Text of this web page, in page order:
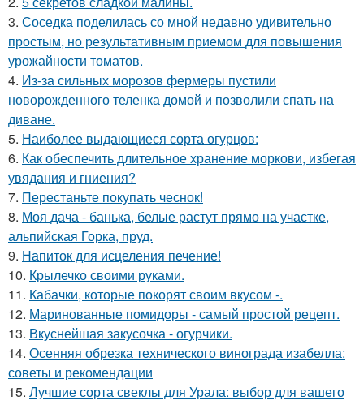
3. Соседка поделилась со мной недавно удивительно
простым, но результативным приемом для повышения
урожайности томатов.
4. Из-за сильных морозов фермеры пустили
новорожденного теленка домой и позволили спать на
диване.
5. Наиболее выдающиеся сорта огурцов:
6. Как обеспечить длительное хранение моркови, избегая
увядания и гниения?
7. Перестаньте покупать чеснок!
8. Моя дача - банька, белые растут прямо на участке,
альпийская Горка, пруд.
9. Напиток для исцеления печение!
10. Крылечко своими руками.
11. Кабачки, которые покорят своим вкусом -.
12. Маринованные помидоры - самый простой рецепт.
13. Вкуснейшая закусочка - огурчики.
14. Осенняя обрезка технического винограда изабелла:
советы и рекомендации
15. Лучшие сорта свеклы для Урала: выбор для вашего